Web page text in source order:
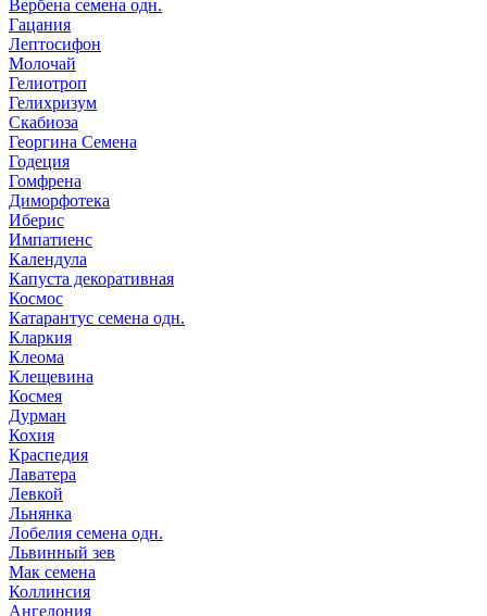
Вербена семена одн.
Гацания
Лептосифон
Молочай
Гелиотроп
Гелихризум
Скабиоза
Георгина Семена
Годеция
Гомфрена
Диморфотека
Иберис
Импатиенс
Календула
Капуста декоративная
Космос
Катарантус семена одн.
Кларкия
Клеома
Клещевина
Космея
Дурман
Кохия
Краспедия
Лаватера
Левкой
Льнянка
Лобелия семена одн.
Львинный зев
Мак семена
Коллинсия
Ангелония